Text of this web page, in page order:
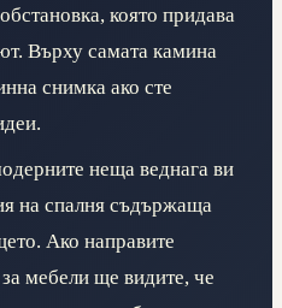
която придава
Върху самата камина
снимка ако сте
неща веднага ви
на спалня съдържаща
Ако направите
мебели ще видите, че